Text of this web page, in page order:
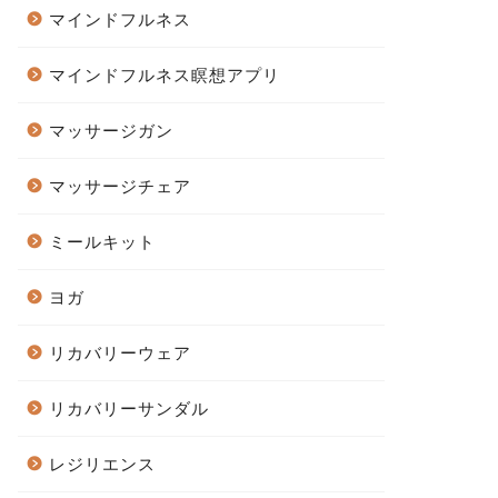
マインドフルネス
マインドフルネス瞑想アプリ
マッサージガン
マッサージチェア
ミールキット
ヨガ
リカバリーウェア
リカバリーサンダル
レジリエンス